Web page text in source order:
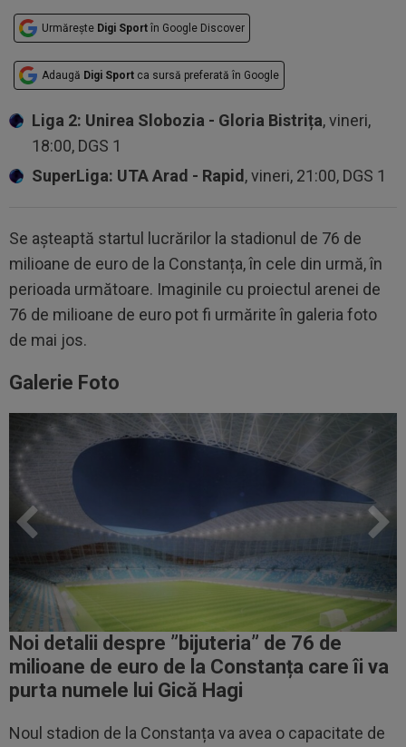
Urmărește Digi Sport în Google Discover
Adaugă Digi Sport ca sursă preferată în Google
Liga 2: Unirea Slobozia - Gloria Bistrița, vineri,
18:00, DGS 1
SuperLiga: UTA Arad - Rapid, vineri, 21:00, DGS 1
Se așteaptă startul lucrărilor la stadionul de 76 de
milioane de euro de la Constanța, în cele din urmă, în
perioada următoare. Imaginile cu proiectul arenei de
76 de milioane de euro pot fi urmărite în galeria foto
de mai jos.
Galerie Foto
Noi detalii despre ”bijuteria” de 76 de
milioane de euro de la Constanța care îi va
purta numele lui Gică Hagi
Noul stadion de la Constanța va avea o capacitate de